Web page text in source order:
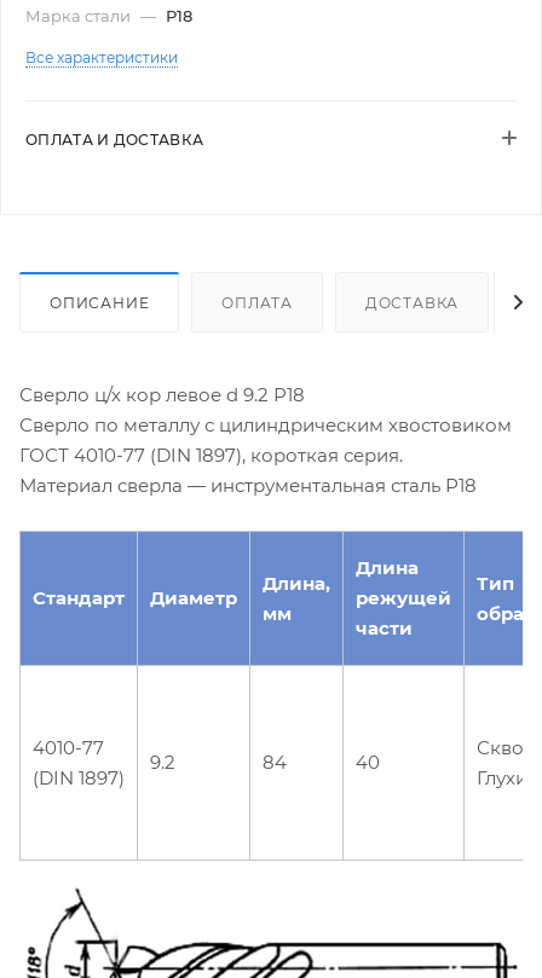
Марка стали — Р18
Все характеристики
ОПЛАТА И ДОСТАВКА
ОПИСАНИЕ ОПЛАТА ДОСТАВКА
Сверло ц/х кор левое d 9.2 Р18
Сверло по металлу с цилиндрическим хвостовиком
ГОСТ 4010-77 (DIN 1897), короткая серия.
Материал сверла — инструментальная сталь Р18
Стандарт Диаметр
Длина,
мм
Длина
режущей
части
Тип
4010-77
(DIN 1897)
9.2 84 40
Глухие